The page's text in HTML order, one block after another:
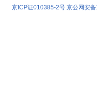
京ICP证010385-2号 京公网安